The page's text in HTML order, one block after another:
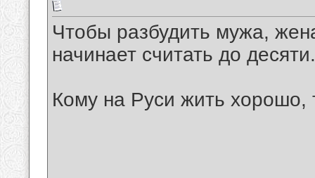
Чтобы разбудить мужа,
начинает считать до
Кому на Руси жить хорошо,